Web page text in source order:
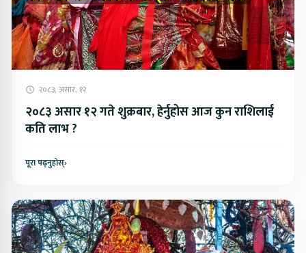
२०८३, असार, १२
२०८३ असार १२ गते शुक्रबार, हेर्नुहोस आज कुन राशिलाई
कति लाभ ?
पूरा पढ्नुहोस्›